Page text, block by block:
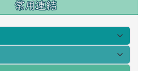
常用連結